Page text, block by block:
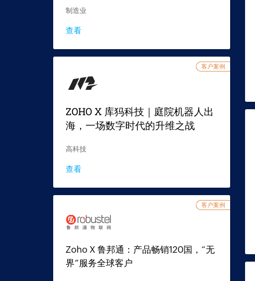
制造业
查看
客户案例
ZOHO X 库犸科技｜庭院机器人出
海，一场数字时代的升维之战
高科技
查看
客户案例
Zoho X 鲁邦通：产品畅销120国，“无
界”服务全球客户